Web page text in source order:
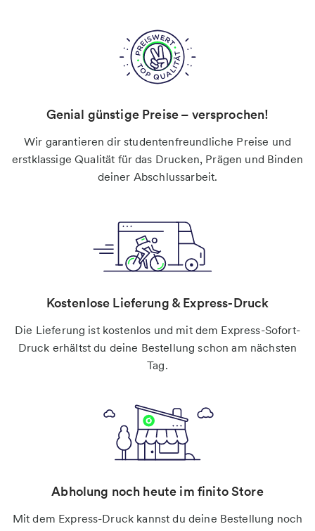
Genial günstige Preise – versprochen!
Wir garantieren dir studentenfreundliche Preise und
erstklassige Qualität für das Drucken, Prägen und Binden
deiner Abschlussarbeit.
Kostenlose Lieferung & Express-Druck
Die Lieferung ist kostenlos und mit dem Express-Sofort-
Druck erhältst du deine Bestellung schon am nächsten
Tag.
Abholung noch heute im finito Store
Mit dem Express-Druck kannst du deine Bestellung noch